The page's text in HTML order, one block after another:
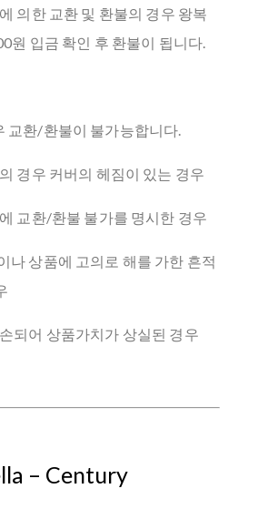
의한 교환 및 환불의 경우 왕복
원 입금 확인 후 환불이 됩니다.
교환/환불이 불가능합니다.
경우 커버의 헤짐이 있는 경우
교환/환불 불가를 명시한 경우
나 상품에 고의로 해를 가한 흔적
되어 상품가치가 상실된 경우
– Century